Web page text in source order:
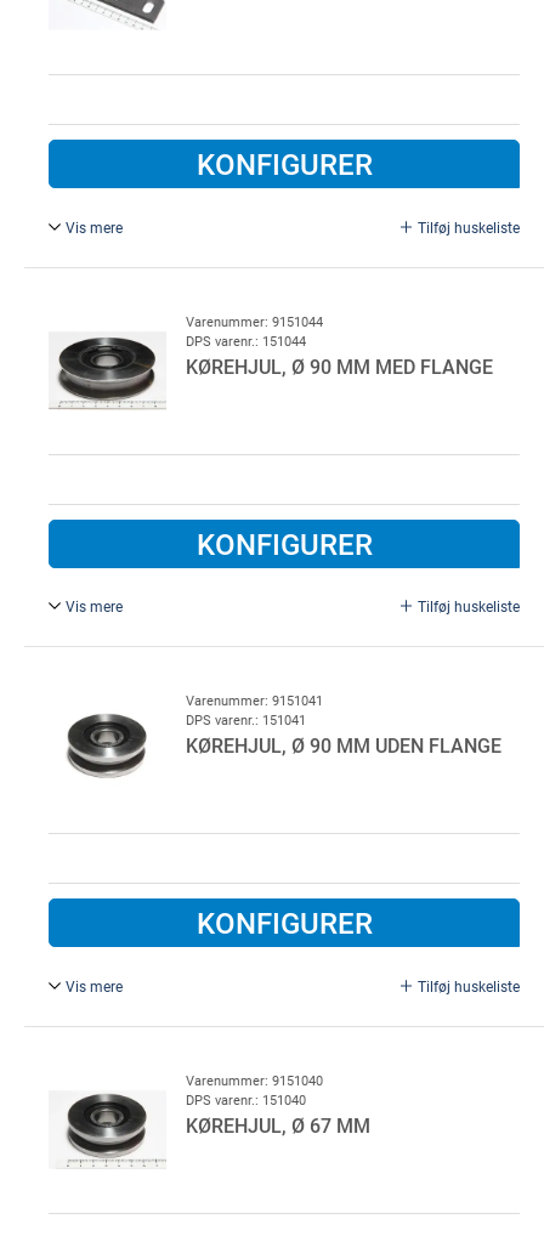
KONFIGURER
Vis mere Tilføj huskeliste
Varenummer: 9151044
DPS varenr.: 151044
KØREHJUL, Ø 90 MM MED FLANGE
KONFIGURER
Vis mere Tilføj huskeliste
Fra ældre LP porte. Kørerulle for BS60 port, inklusiv leje
grundmalet. For rundjernVarenummer: 9151041
DPS varenr.: 151041
KØREHJUL, Ø 90 MM UDEN FLANGE
KONFIGURER
Vis mere Tilføj huskeliste
Inkl. leje. Kørerulle for BS60 port, inklusiv leje og
grundmalet. For rundjernVarenummer: 9151040
DPS varenr.: 151040
KØREHJUL, Ø 67 MM